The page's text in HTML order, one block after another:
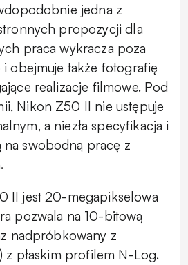
jedna z
propozycji dla
praca wykracza poza
obejmuje także fotografię
realizacje filmowe. Pod
Nikon Z50 II nie ustępuje
a niezła specyfikacja i
swobodną pracę z
II jest 20-megapikselowa
pozwala na 10-bitową
nadpróbkowany z
z płaskim profilem N-Log.